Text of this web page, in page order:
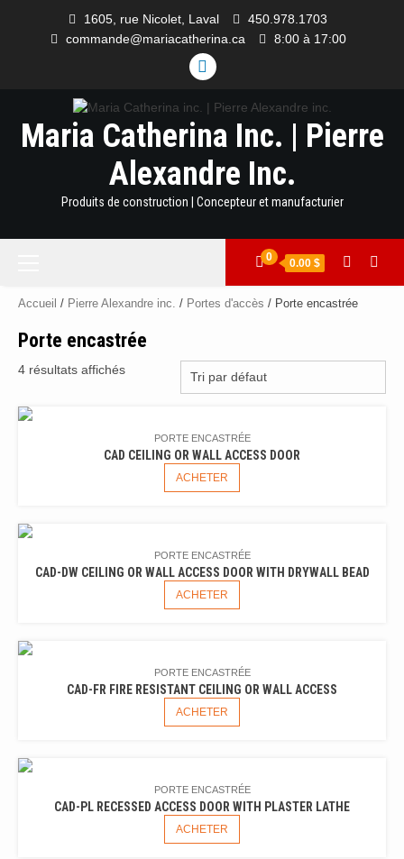
1605, rue Nicolet, Laval
450.978.1703
commande@mariacatherina.ca
8:00 à 17:00
LINKEDIN
Maria Catherina Inc. | Pierre
Alexandre Inc.
Produits de construction | Concepteur et manufacturier
0 0.00 $
Accueil / Pierre Alexandre inc. / Portes d'accès / Porte encastrée
Porte encastrée
4 résultats affichés
PORTE ENCASTRÉE
CAD CEILING OR WALL ACCESS DOOR
ACHETER
PORTE ENCASTRÉE
CAD-DW CEILING OR WALL ACCESS DOOR WITH DRYWALL BEAD
ACHETER
PORTE ENCASTRÉE
CAD-FR FIRE RESISTANT CEILING OR WALL ACCESS
ACHETER
PORTE ENCASTRÉE
CAD-PL RECESSED ACCESS DOOR WITH PLASTER LATHE
ACHETER